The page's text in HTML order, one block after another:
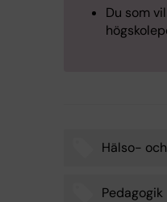
Du som
Hälso-
Pedagogik